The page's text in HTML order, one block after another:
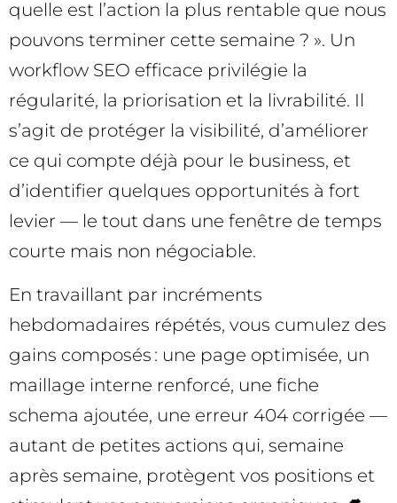
quelle est l’action la plus rentable que nous
pouvons terminer cette semaine ? ». Un
workflow SEO efficace privilégie la
régularité, la priorisation et la livrabilité. Il
s’agit de protéger la visibilité, d’améliorer
ce qui compte déjà pour le business, et
d’identifier quelques opportunités à fort
levier — le tout dans une fenêtre de temps
courte mais non négociable.
En travaillant par incréments
hebdomadaires répétés, vous cumulez des
gains composés : une page optimisée, un
maillage interne renforcé, une fiche
schema ajoutée, une erreur 404 corrigée —
autant de petites actions qui, semaine
après semaine, protègent vos positions et